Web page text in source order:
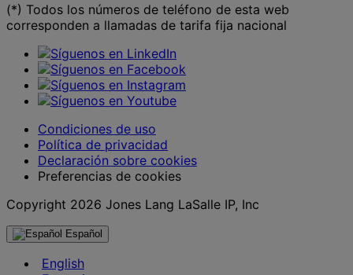
(*) Todos los números de teléfono de esta web
corresponden a llamadas de tarifa fija nacional
Condiciones de uso
Política de privacidad
Declaración sobre cookies
Preferencias de cookies
Copyright 2026 Jones Lang LaSalle IP, Inc
Español
English